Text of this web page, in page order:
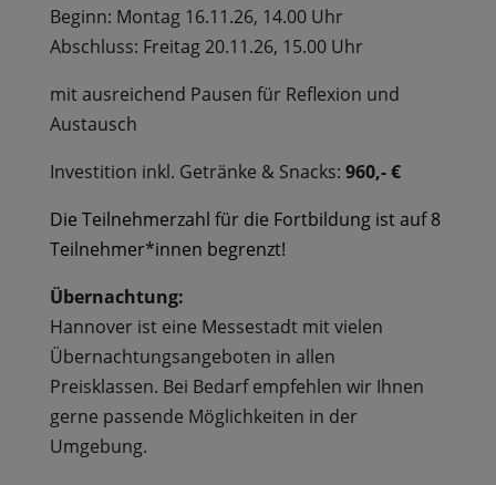
Beginn: Montag 16.11.26, 14.00 Uhr
Abschluss: Freitag 20.11.26, 15.00 Uhr
mit ausreichend Pausen für Reflexion und
Austausch
Investition inkl. Getränke & Snacks: 960,- €
Die Teilnehmerzahl für die Fortbildung ist auf 8
Teilnehmer*innen begrenzt!
Übernachtung:
Hannover ist eine Messestadt mit vielen
Übernachtungsangeboten in allen
Preisklassen. Bei Bedarf empfehlen wir Ihnen
gerne passende Möglichkeiten in der
Umgebung.